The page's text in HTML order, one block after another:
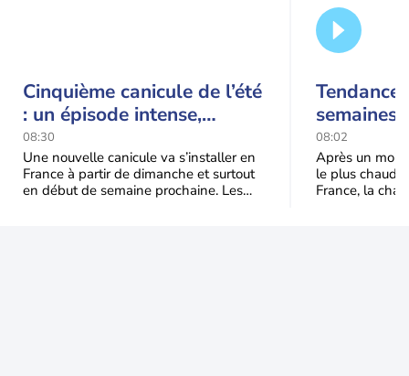
Cinquième canicule de l’été
: un épisode intense,
durable et étendu la
semaine prochaine
08:30
Une nouvelle canicule va s’installer en
France à partir de dimanche et surtout
en début de semaine prochaine. Les
Tendance
semaines
septembre
08:02
Après un
le plus chaud
France, la